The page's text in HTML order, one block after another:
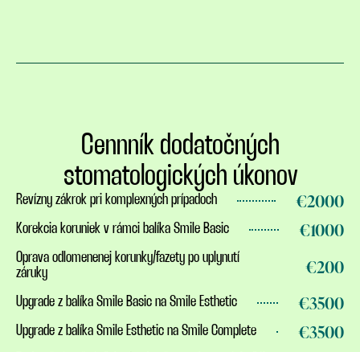
Cennník dodatočných
stomatologických úkonov
Revízny zákrok pri komplexných prípadoch €2000
Korekcia koruniek v rámci balíka Smile Basic €1000
Oprava odlomenenej korunky/fazety po uplynutí
záruky
€200
Upgrade z balíka Smile Basic na Smile Esthetic €3500
Upgrade z balíka Smile Esthetic na Smile Complete €3500